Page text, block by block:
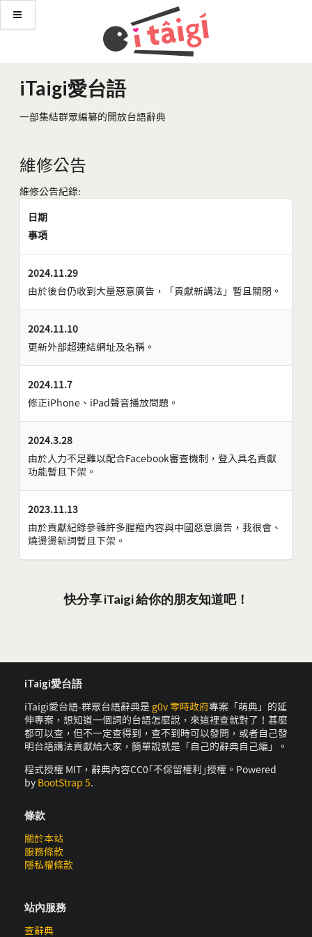
iTaigi愛台語
一部集結群眾編纂的開放台語辭典
維修公告
維修公告紀錄:
日期
事項
2024.11.29
由於後台仍收到大量惡意廣告，「貢獻新講法」暫且關閉。
2024.11.10
更新外部超連結網址及名稱。
2024.11.7
修正iPhone、iPad聲音播放問題。
2024.3.28
由於人力不足難以配合Facebook審查機制，登入具名貢獻
功能暫且下架。
2023.11.13
由於貢獻紀錄參雜許多腥羶內容與中國惡意廣告，我很會、
燒燙燙新詞暫且下架。
快分享 iTaigi 給你的朋友知道吧！
iTaigi愛台語
iTaigi愛台語-群眾台語辭典是 g0v 零時政府專案「萌典」的延
伸專案，想知道一個詞的台語怎麼說，來這裡查就對了！甚麼
都可以查，但不一定查得到，查不到時可以發問，或者自己發
明台語講法貢獻給大家，簡單說就是「自己的辭典自己編」。
程式授權 MIT，辭典內容CC0｢不保留權利｣授權。Powered
by BootStrap 5.
條款
關於本站
服務條款
隱私權條款
站內服務
查辭典